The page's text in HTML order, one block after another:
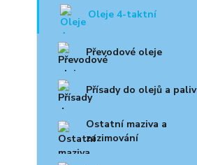
Oleje 4-taktní
Převodové oleje
Přísady do olejů a paliv
Ostatní maziva a
zazimování